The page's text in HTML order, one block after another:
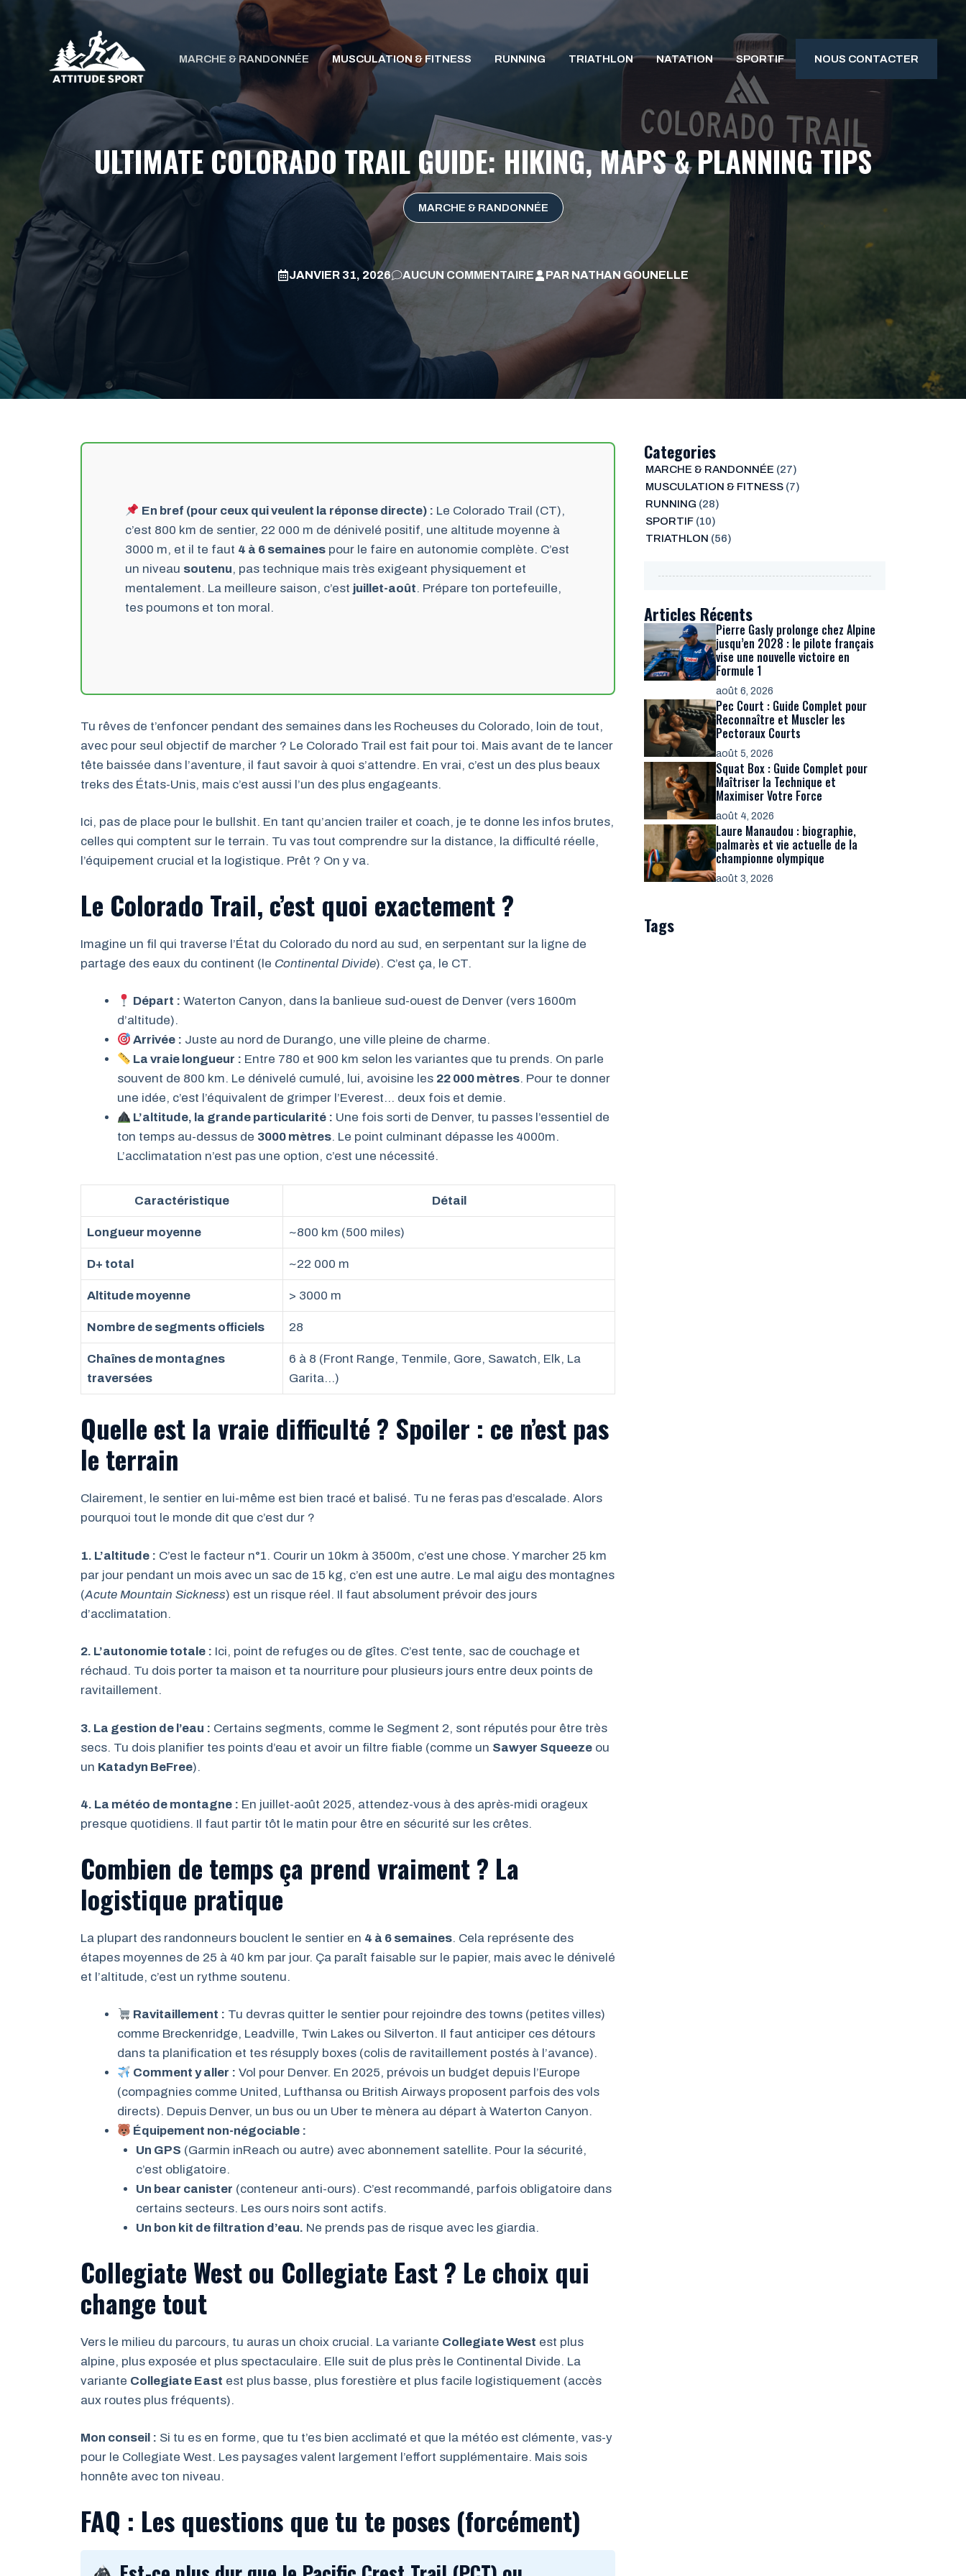
MARCHE & RANDONNÉE MUSCULATION & FITNESS RUNNING TRIATHLON NATATION SPORTIF NOUS CONTACTER
ULTIMATE COLORADO TRAIL GUIDE: HIKING, MAPS & PLANNING TIPS
MARCHE & RANDONNÉE
JANVIER 31, 2026 AUCUN COMMENTAIRE PAR NATHAN GOUNELLE
En bref (pour ceux qui veulent la réponse directe) : Le Colorado Trail (CT),
c’est 800 km de sentier, 22 000 m de dénivelé positif, une altitude moyenne à
3000 m, et il te faut 4 à 6 semaines pour le faire en autonomie complète. C’est
un niveau soutenu, pas technique mais très exigeant physiquement et
mentalement. La meilleure saison, c’est juillet-août. Prépare ton portefeuille,
tes poumons et ton moral.
Tu rêves de t’enfoncer pendant des semaines dans les Rocheuses du Colorado, loin de tout,
avec pour seul objectif de marcher ? Le Colorado Trail est fait pour toi. Mais avant de te lancer
tête baissée dans l’aventure, il faut savoir à quoi s’attendre. En vrai, c’est un des plus beaux
treks des États-Unis, mais c’est aussi l’un des plus engageants.
Ici, pas de place pour le bullshit. En tant qu’ancien trailer et coach, je te donne les infos brutes,
celles qui comptent sur le terrain. Tu vas tout comprendre sur la distance, la difficulté réelle,
l’équipement crucial et la logistique. Prêt ? On y va.
Le Colorado Trail, c’est quoi exactement ?
Imagine un fil qui traverse l’État du Colorado du nord au sud, en serpentant sur la ligne de
partage des eaux du continent (le Continental Divide). C’est ça, le CT.
Départ : Waterton Canyon, dans la banlieue sud-ouest de Denver (vers 1600m
d’altitude).
Arrivée : Juste au nord de Durango, une ville pleine de charme.
La vraie longueur : Entre 780 et 900 km selon les variantes que tu prends. On parle
souvent de 800 km. Le dénivelé cumulé, lui, avoisine les 22 000 mètres. Pour te donner
une idée, c’est l’équivalent de grimper l’Everest… deux fois et demie.
L’altitude, la grande particularité : Une fois sorti de Denver, tu passes l’essentiel de
ton temps au-dessus de 3000 mètres. Le point culminant dépasse les 4000m.
L’acclimatation n’est pas une option, c’est une nécessité.
Caractéristique Détail
Longueur moyenne ~800 km (500 miles)
D+ total ~22 000 m
Altitude moyenne > 3000 m
Nombre de segments officiels 28
Chaînes de montagnes
traversées
6 à 8 (Front Range, Tenmile, Gore, Sawatch, Elk, La
Garita…)
Quelle est la vraie difficulté ? Spoiler : ce n’est pas
le terrain
Clairement, le sentier en lui-même est bien tracé et balisé. Tu ne feras pas d’escalade. Alors
pourquoi tout le monde dit que c’est dur ?
1. L’altitude : C’est le facteur n°1. Courir un 10km à 3500m, c’est une chose. Y marcher 25 km
par jour pendant un mois avec un sac de 15 kg, c’en est une autre. Le mal aigu des montagnes
(Acute Mountain Sickness) est un risque réel. Il faut absolument prévoir des jours
d’acclimatation.
2. L’autonomie totale : Ici, point de refuges ou de gîtes. C’est tente, sac de couchage et
réchaud. Tu dois porter ta maison et ta nourriture pour plusieurs jours entre deux points de
ravitaillement.
3. La gestion de l’eau : Certains segments, comme le Segment 2, sont réputés pour être très
secs. Tu dois planifier tes points d’eau et avoir un filtre fiable (comme un Sawyer Squeeze ou
un Katadyn BeFree).
4. La météo de montagne : En juillet-août 2025, attendez-vous à des après-midi orageux
presque quotidiens. Il faut partir tôt le matin pour être en sécurité sur les crêtes.
Combien de temps ça prend vraiment ? La
logistique pratique
La plupart des randonneurs bouclent le sentier en 4 à 6 semaines. Cela représente des
étapes moyennes de 25 à 40 km par jour. Ça paraît faisable sur le papier, mais avec le dénivelé
et l’altitude, c’est un rythme soutenu.
Ravitaillement : Tu devras quitter le sentier pour rejoindre des towns (petites villes)
comme Breckenridge, Leadville, Twin Lakes ou Silverton. Il faut anticiper ces détours
dans ta planification et tes résupply boxes (colis de ravitaillement postés à l’avance).
Comment y aller : Vol pour Denver. En 2025, prévois un budget depuis l’Europe
(compagnies comme United, Lufthansa ou British Airways proposent parfois des vols
directs). Depuis Denver, un bus ou un Uber te mènera au départ à Waterton Canyon.
Équipement non-négociable :
Un GPS (Garmin inReach ou autre) avec abonnement satellite. Pour la sécurité,
c’est obligatoire.
Un bear canister (conteneur anti-ours). C’est recommandé, parfois obligatoire dans
certains secteurs. Les ours noirs sont actifs.
Un bon kit de filtration d’eau. Ne prends pas de risque avec les giardia.
Collegiate West ou Collegiate East ? Le choix qui
change tout
Vers le milieu du parcours, tu auras un choix crucial. La variante Collegiate West est plus
alpine, plus exposée et plus spectaculaire. Elle suit de plus près le Continental Divide. La
variante Collegiate East est plus basse, plus forestière et plus facile logistiquement (accès
aux routes plus fréquents).
Mon conseil : Si tu es en forme, que tu t’es bien acclimaté et que la météo est clémente, vas-y
pour le Collegiate West. Les paysages valent largement l’effort supplémentaire. Mais sois
honnête avec ton niveau.
FAQ : Les questions que tu te poses (forcément)
Categories
MARCHE & RANDONNÉE (27)
MUSCULATION & FITNESS(7)
RUNNING (28)
SPORTIF(10)
TRIATHLON (56)
Articles Récents
Pierre Gasly prolonge chez Alpine
jusqu’en 2028 : le pilote français
vise une nouvelle victoire en
Formule 1
août 6, 2026
Pec Court : Guide Complet pour
Reconnaître et Muscler les
Pectoraux Courts
août 5, 2026
Squat Box : Guide Complet pour
Maîtriser la Technique et
Maximiser Votre Force
août 4, 2026
Laure Manaudou : biographie,
palmarès et vie actuelle de la
championne olympique
août 3, 2026
Tags